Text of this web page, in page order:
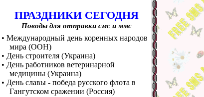
ПРАЗДНИКИ СЕГОДНЯ
Поводы для отправки смс и ммс
• Международный день коренных народов
мира (ООН)
• День строителя (Украина)
• День работников ветеринарной
медицины (Украина)
• День славы - победа русского флота в
Гангутском сражении (Россия)